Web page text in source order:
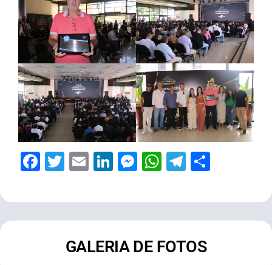
Facebook
Twitter
EmailLinkedIn
Messenger
WhatsApp
Telegram
GALERIA DE FOTOS